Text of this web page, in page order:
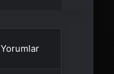
Yorumlar